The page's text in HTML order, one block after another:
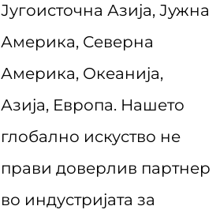
Југоисточна Азија, Јужна
Америка, Северна
Америка, Океанија,
Азија, Европа. Нашето
глобално искуство не
прави доверлив партнер
во индустријата за